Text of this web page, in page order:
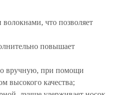
что позволяет
повышает
вручную, при помощи
высокого качества;